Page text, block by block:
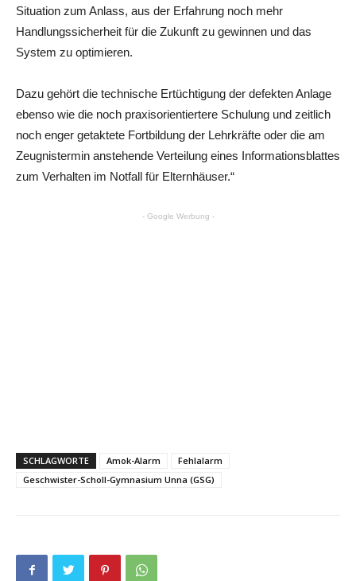
Situation zum Anlass, aus der Erfahrung noch mehr
Handlungssicherheit für die Zukunft zu gewinnen und das
System zu optimieren.
Dazu gehört die technische Ertüchtigung der defekten Anlage
ebenso wie die noch praxisorientiertere Schulung und zeitlich
noch enger getaktete Fortbildung der Lehrkräfte oder die am
Zeugnistermin anstehende Verteilung eines Informationsblattes
zum Verhalten im Notfall für Elternhäuser.“
- Google Werbung -
SCHLAGWORTE Amok-Alarm
Fehlalarm
Geschwister-Scholl-Gymnasium Unna (GSG)